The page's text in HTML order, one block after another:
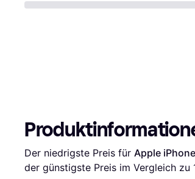
Der niedrigste Preis für Apple
der günstigste Preis im Vergleich zu